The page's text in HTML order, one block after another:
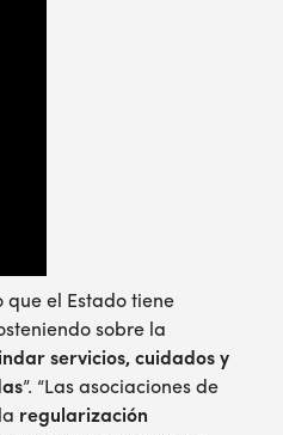
el Estado tiene
sobre la
servicios, cuidados y
”. “Las asociaciones de
regularización